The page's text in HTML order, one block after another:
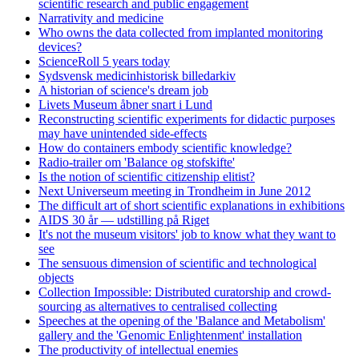
scientific research and public engagement
Narrativity and medicine
Who owns the data collected from implanted monitoring
devices?
ScienceRoll 5 years today
Sydsvensk medicinhistorisk billedarkiv
A historian of science's dream job
Livets Museum åbner snart i Lund
Reconstructing scientific experiments for didactic purposes
may have unintended side-effects
How do containers embody scientific knowledge?
Radio-trailer om 'Balance og stofskifte'
Is the notion of scientific citizenship elitist?
Next Universeum meeting in Trondheim in June 2012
The difficult art of short scientific explanations in exhibitions
AIDS 30 år — udstilling på Riget
It's not the museum visitors' job to know what they want to
see
The sensuous dimension of scientific and technological
objects
Collection Impossible: Distributed curatorship and crowd-
sourcing as alternatives to centralised collecting
Speeches at the opening of the 'Balance and Metabolism'
gallery and the 'Genomic Enlightenment' installation
The productivity of intellectual enemies